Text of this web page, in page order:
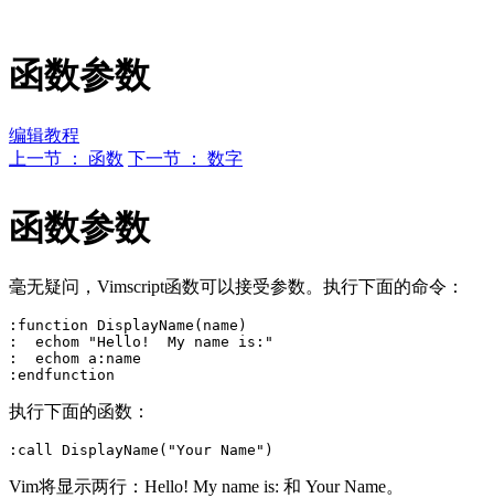
函数参数
编辑教程
上一节 ： 函数 下一节 ： 数字
函数参数
毫无疑问，Vimscript函数可以接受参数。执行下面的命令：
:function DisplayName(name)
:  echom "Hello!  My name is:"
:  echom a:name
执行下面的函数：
Vim将显示两行：Hello! My name is: 和 Your Name。